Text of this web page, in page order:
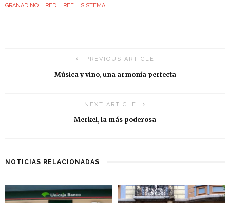
GRANADINO
RED REE SISTEMA
PREVIOUS ARTICLE
Música y vino, una armonía perfecta
NEXT ARTICLE
Merkel, la más poderosa
NOTICIAS RELACIONADAS